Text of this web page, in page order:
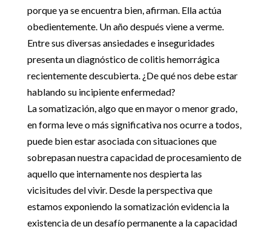
porque ya se encuentra bien, afirman. Ella actúa
obedientemente. Un año después viene a verme.
Entre sus diversas ansiedades e inseguridades
presenta un diagnóstico de colitis hemorrágica
recientemente descubierta. ¿De qué nos debe estar
hablando su incipiente enfermedad?
La somatización, algo que en mayor o menor grado,
en forma leve o más significativa nos ocurre a todos,
puede bien estar asociada con situaciones que
sobrepasan nuestra capacidad de procesamiento de
aquello que internamente nos despierta las
vicisitudes del vivir. Desde la perspectiva que
estamos exponiendo la somatización evidencia la
existencia de un desafío permanente a la capacidad